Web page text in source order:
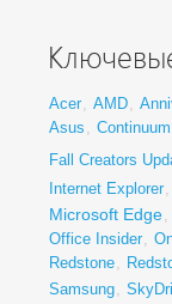
Acer, AMD,
Asus , Continuum
Fall Creators
Internet Explorer,
Microsoft Edge,
Office Insider,
Redstone,
Samsung,